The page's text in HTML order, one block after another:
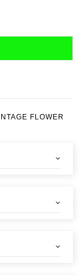
FLOWER